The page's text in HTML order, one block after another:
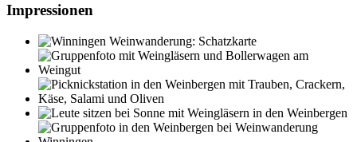
Impressionen